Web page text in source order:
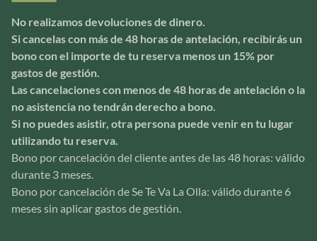
No realizamos devoluciones de dinero.
Si cancelas con más de 48 horas de antelación, recibirás un
bono con el importe de tu reserva menos un 15% por
gastos de gestión.
Las cancelaciones con menos de 48 horas de antelación o la
no asistencia no tendrán derecho a bono.
Si no puedes asistir, otra persona puede venir en tu lugar
utilizando tu reserva.
Bono por cancelación del cliente antes de las 48 horas: válido
durante 3 meses.
Bono por cancelación de Se Te Va La Olla: válido durante 6
meses sin aplicar gastos de gestión.